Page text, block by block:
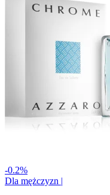
-0.2%
Dla mężczyzn |